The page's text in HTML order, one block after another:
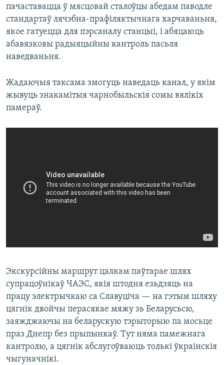
пачаставацца ў мясцовай сталоўцы абедам паводле
стандартаў лячэбна-прафіляктычнага харчаваньня,
якое гатуецца для пэрсаналу станцыі, і абяцаюць
абавязковы радыяцыйны кантроль пасьля
наведваньня.
Жадаючыя таксама змогуць наведаць канал, у якім
жывуць знакамітыя чарнобыльскія сомы вялікіх
памераў.
Экскурсійны маршрут цалкам паўтарае шлях
супрацоўнікаў ЧАЭС, якія штодня езьдзяць на
працу электрычкаю са Славуціча — на гэтым шляху
цягнік двойчы перасякае мяжу зь Беларусьсю,
заяжджаючы на беларускую тэрыторыю па мосьце
праз Днепр без прыпынкаў. Тут няма памежнага
кантролю, а цягнік абслугоўваюць толькі ўкраінскія
чыгуначнікі.